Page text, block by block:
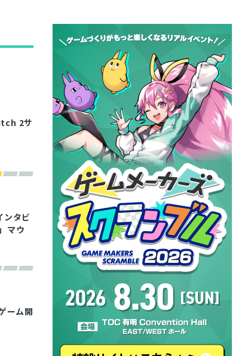
2サ
タビ
マウ
ーム開